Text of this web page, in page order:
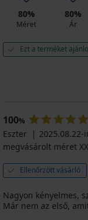
80%
Méret
80%
Ár
Ezt a terméket
100%
Eszter
2025.08.22-
megvásárolt méret
Ellenőrzött vásárló
Nagyon kényelmes,
Már nem az első,